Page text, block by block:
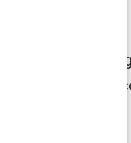
en vanaf dat
We komen
van het